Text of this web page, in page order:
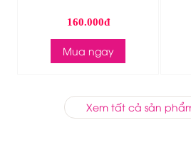
160.000đ
Mua ngay
Xem tất cả sản